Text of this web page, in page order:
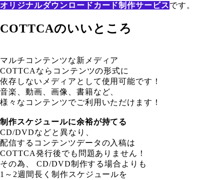
オリジナルダウンロードカード制作サービスです。
COTTCAのいいところ
マルチコンテンツな新メディア
COTTCAならコンテンツの形式に
依存しないメディアとして使用可能です！
音楽、動画、画像、書籍など、
様々なコンテンツでご利用いただけます！
制作スケジュールに余裕が持てる
CD/DVDなどと異なり、
配信するコンテンツデータの入稿は
COTTCA発行後でも問題ありません！
その為、 CD/DVD制作する場合よりも
1～2週間長く制作スケジュールを